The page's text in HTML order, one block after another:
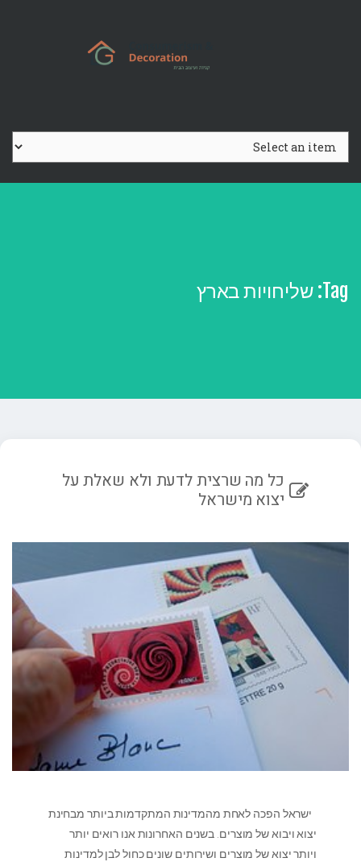
Tag: שליחויות בארץ
כל מה שרצית לדעת ולא שאלת על
יצוא מישראל
ישראל הפכה לאחת מהמדינות המתקדמות ביותר מבחינת
יצוא ויבוא של מוצרים. בשנים האחרונות אנו רואים יותר
ויותר יצוא של מוצרים ושירותים שונים כחול לבן למדינות